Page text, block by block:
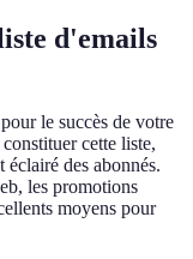
d'emails
le succès de votre
cette liste,
éclairé des abonnés.
les promotions
moyens pour